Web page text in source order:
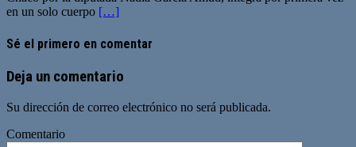
en un solo cuerpo […]
Sé el primero en comentar
Deja un comentario
Su dirección de correo electrónico no será publicada.
Comentario